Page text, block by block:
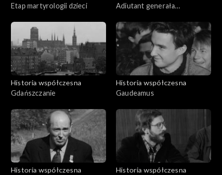
Etap martyrologii dzieci
Adiutant generała
Historia współczesna
Gdańszczanie
Historia współczesna
Gaudeamus
Historia współczesna
Historia współczesna